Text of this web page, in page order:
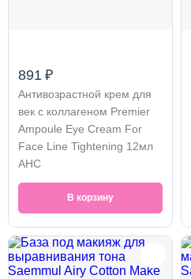
891 ₽
Антивозрастной крем для
век с коллагеном Premier
Ampoule Eye Cream For
Face Line Tightening 12мл
AHC
В корзину